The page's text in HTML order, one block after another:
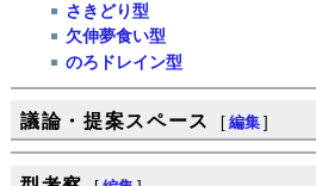
さきどり型
欠伸夢食い型
のろドレイン型
議論・提案スペース [ 編集 ]